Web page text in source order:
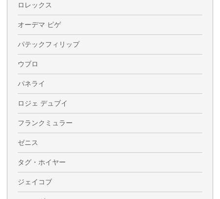
ロレックス
オーデマ ピゲ
パテックフィリップ
ウブロ
パネライ
ロジェ デュブイ
フランクミュラー
ゼニス
タグ・ホイヤー
ジェイコブ